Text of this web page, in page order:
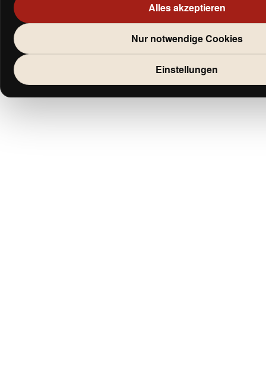
Alles akzeptieren
Nur notwendige Cookies
Einstellungen